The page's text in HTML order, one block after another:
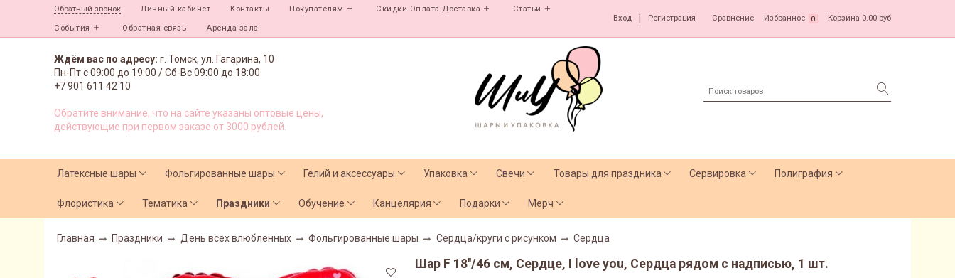
Обратный звонок Личный кабинет Контакты Покупателям Скидки.Оплата.Доставка Статьи
События Обратная связь Аренда зала
Вход Регистрация Сравнение Избранное 0 Корзина 0.00 руб
Ждём вас по адресу: г. Томск, ул. Гагарина, 10
Пн-Пт с09:00 до 19:00 /Сб-Вс 09:00 до 18:00
+7 901 611 42 10
Обратите внимание, что на сайте указаны оптовые цены,
действующие при первом заказе от 3000 рублей.
Латексные шары Фольгированные шары Гелий и аксессуары Упаковка Свечи Товары для праздника Сервировка Полиграфия
Флористика Тематика Праздники Обучение Канцелярия Подарки Мерч
Главная Праздники День всех влюбленных Фольгированные шары Сердца/круги с рисунком Сердца
Шар F 18''/46 см, Сердце, I love you, Сердца рядом с надписью, 1 шт.